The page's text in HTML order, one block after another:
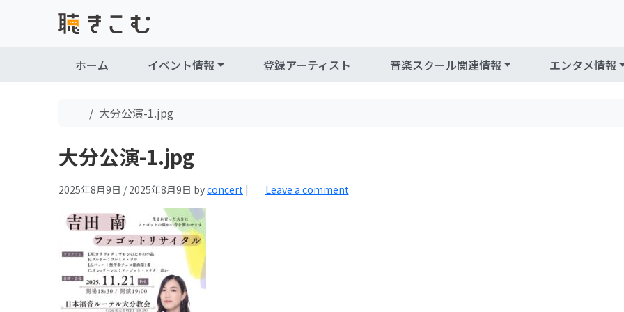
ホーム イベント情報 登録アーティスト 音楽スクール関連情報 エンタメ情報
Home
大分公演-1.jpg
大分公演-1.jpg
2025年8月9日 / 2025年8月9日 byconcert | Leave a comment